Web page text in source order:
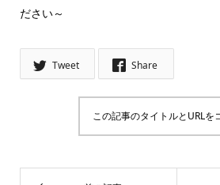
ださい～
Tweet Share
この記事のタイトルとURLを